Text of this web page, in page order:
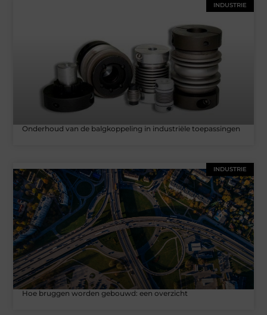
INDUSTRIE
Onderhoud van de balgkoppeling in industriële toepassingen
INDUSTRIE
Hoe bruggen worden gebouwd: een overzicht